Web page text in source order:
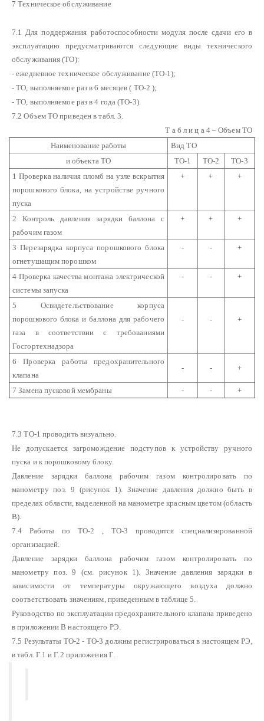
7 Техническое обслуживание
7.1 Для поддержания работоспособности модуля после сдачи его в
эксплуатацию предусматриваются следующие виды технического
обслуживания (ТО):
- ежедневное техническое обслуживание (ТО-1);
- ТО, выполняемое раз в 6 месяцев ( ТО-2 );
- ТО, выполняемое раз в 4 года (ТО-3).
7.2 Объем ТО приведен в табл. 3.
Т а б л и ц а 4 – Объем ТО
Наименование работы
Вид ТО
и объекта ТО
ТО-1 ТО-2
ТО-3
1 Проверка наличия пломб на узле вскрытия
порошкового блока, на устройстве ручного
пуска
+ + +
2 Контроль давления зарядки баллона с
рабочим газом
+ + +
3 Перезарядка корпуса порошкового блока
огнетушащим порошком
- - +
4 Проверка качества монтажа электрической
системы запуска
- - +
5 Освидетельствование корпуса
порошкового блока и баллона для рабочего
газа в соответствии с требованиями
Госгортехнадзора
- - +
6 Проверка работы предохранительного
клапана
- - +
7 Замена пусковой мембраны - - +
7.3 ТО-1 проводить визуально.
Не допускается загромождение подступов к устройству ручного
пуска и к порошковому блоку.
Давление зарядки баллона рабочим газом контролировать по
манометру поз. 9 (рисунок 1). Значение давления должно быть в
пределах области, выделенной на манометре красным цветом (область
В).
7.4 Работы по ТО-2 , ТО-3 проводятся специализированной
организацией.
Давление зарядки баллона рабочим газом контролировать по
манометру поз. 9 (см. рисунок 1). Значение давления зарядки в
зависимости от температуры окружающего воздуха должно
соответствовать значениям, приведенным в таблице 5.
Руководство по эксплуатации предохранительного клапана приведено
в приложении В настоящего РЭ.
7.5 Результаты ТО-2 - ТО-3 должны регистрироваться в настоящем РЭ,
в табл. Г.1 и Г.2 приложения Г.